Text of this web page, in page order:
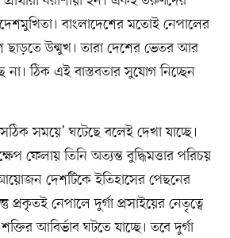
বাংলাদেশের মতোই নেপালের
ছাড়তে উন্মুখ। তারা দেশের ভেতর আর
না। ঠিক এই বাস্তবতার সুযোগ নিচ্ছেন
সময়ে’ ঘটেছে বলেই দেখা যাচ্ছে।
ফেলায় তিনি অত্যন্ত বুদ্ধিমত্তার পরিচয়
দেশটিকে ইতিহাসের পেছনের
প্রকৃতই নেপালে দুর্গা প্রসাইয়ের নেতৃত্বে
আবির্ভাব ঘটতে যাচ্ছে। তবে দুর্গা